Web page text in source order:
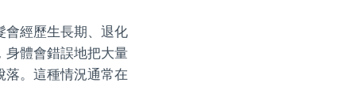
會經歷生長期、退化
身體會錯誤地把大量
。這種情況通常在